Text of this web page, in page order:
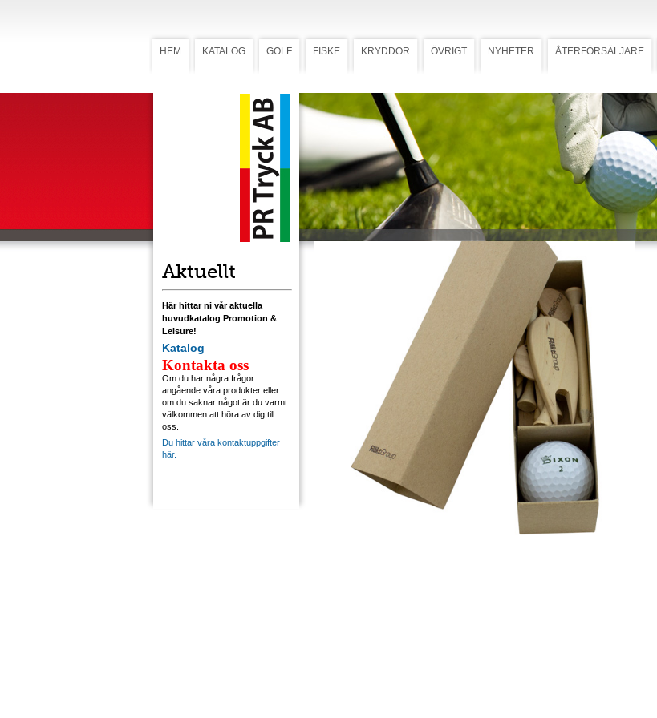
HEM KATALOG GOLF FISKE KRYDDOR ÖVRIGT NYHETER ÅTERFÖRSÄLJARE
Aktuellt
Här hittar ni vår aktuella
huvudkatalog Promotion &
Leisure!
Katalog
Kontakta oss
Om du har några frågor
angående våra produkter eller
om du saknar något är du varmt
välkommen att höra av dig till
oss.
Du hittar våra kontaktuppgifter
här.
Startkit 15D Miljö
Startkit 15D Miljö
(Art. 26315D)
Startkit i pappersask inkl. Dixon Earth, 10
peggar, 2 markeringsknappar, woodpenna
och greenlagare PF450. Priset inkluderar 1-
färgstryck på innehållet
Ladda ner högupplöst bild